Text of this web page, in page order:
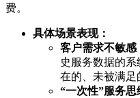
费。
具体场景表现：
客户需求不敏感
史服务数据的
在的、未被满足
“一次性”服务思